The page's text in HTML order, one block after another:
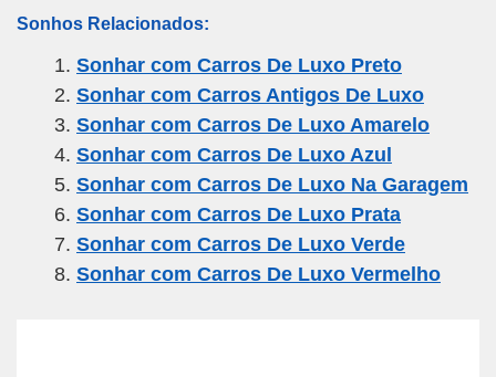
ail c
e
b
o
o
k
tt
er
e
gr
a
m
s
A
p
p
e
Sonhos Relacionados:
Sonhar com Carros De Luxo Preto
Sonhar com Carros Antigos De Luxo
Sonhar com Carros De Luxo Amarelo
Sonhar com Carros De Luxo Azul
Sonhar com Carros De Luxo Na Garagem
Sonhar com Carros De Luxo Prata
Sonhar com Carros De Luxo Verde
Sonhar com Carros De Luxo Vermelho